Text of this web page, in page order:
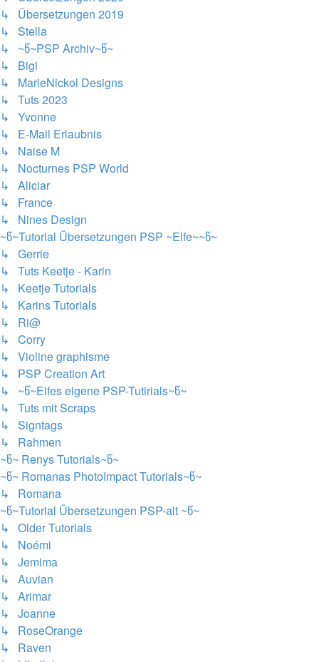
↳ Übersetzungen 2019
↳ Stella
↳ ~წ~PSP Archiv~წ~
↳ Bigi
↳ MarieNickol Designs
↳ Tuts 2023
↳ Yvonne
↳ E-Mail Erlaubnis
↳ Naise M
↳ Nocturnes PSP World
↳ Aliciar
↳ France
↳ Nines Design
~წ~Tutorial Übersetzungen PSP ~Elfe~~წ~
↳ Gerrie
↳ Tuts Keetje - Karin
↳ Keetje Tutorials
↳ Karins Tutorials
↳ Ri@
↳ Corry
↳ Violine graphisme
↳ PSP Creation Art
↳ ~წ~Elfes eigene PSP-Tutirials~წ~
↳ Tuts mit Scraps
↳ Signtags
↳ Rahmen
~წ~ Renys Tutorials~წ~
~წ~ Romanas PhotoImpact Tutorials~წ~
↳ Romana
~წ~Tutorial Übersetzungen PSP-alt ~წ~
↳ Older Tutorials
↳ Noémi
↳ Jemima
↳ Auvian
↳ Arimar
↳ Joanne
↳ RoseOrange
↳ Raven